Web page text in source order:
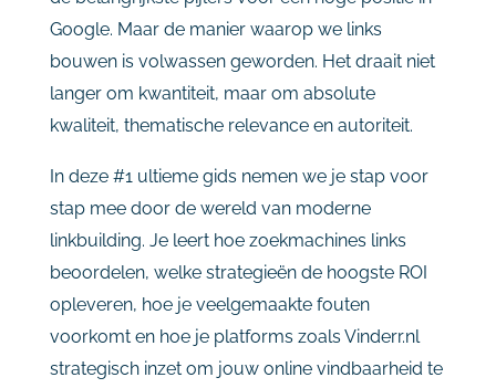
Google. Maar de manier waarop we links
bouwen is volwassen geworden. Het draait niet
langer om kwantiteit, maar om absolute
kwaliteit, thematische relevance en autoriteit.
In deze #1 ultieme gids nemen we je stap voor
stap mee door de wereld van moderne
linkbuilding. Je leert hoe zoekmachines links
beoordelen, welke strategieën de hoogste ROI
opleveren, hoe je veelgemaakte fouten
voorkomt en hoe je platforms zoals Vinderr.nl
strategisch inzet om jouw online vindbaarheid te